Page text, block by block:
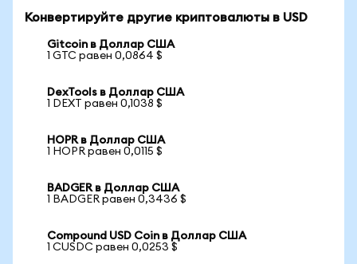
Конвертируйте другие криптовалюты в USD
Gitcoin в Доллар США
1 GTC равен 0,0864 $
DexTools в Доллар США
1 DEXT равен 0,1038 $
HOPR в Доллар США
1 HOPR равен 0,0115 $
BADGER в Доллар США
1 BADGER равен 0,3436 $
Compound USD Coin в Доллар США
1 CUSDC равен 0,0253 $